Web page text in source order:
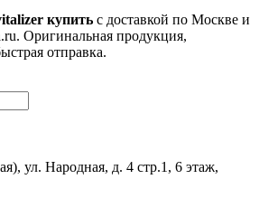
купить с доставкой по Москве и
Оригинальная продукция,
отправка.
ул. Народная, д. 4 стр.1, 6 этаж,